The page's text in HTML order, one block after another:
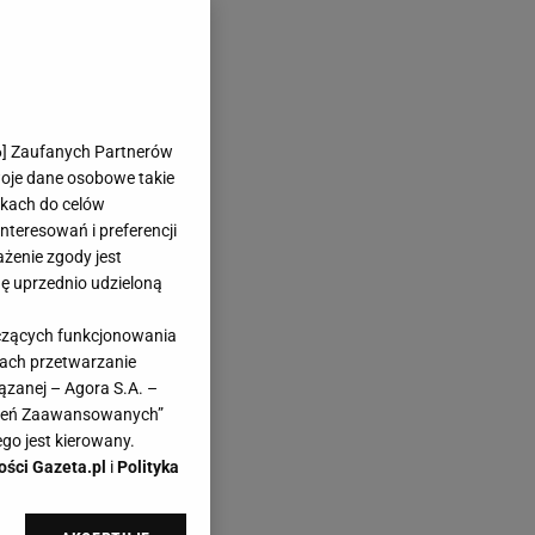
] Zaufanych Partnerów
dane osobowe takie
do celów
i preferencji
zgody jest
uprzednio udzieloną
funkcjonowania
przetwarzanie
– Agora S.A. –
Zaawansowanych”
jest kierowany.
Gazeta.pl iPolityka